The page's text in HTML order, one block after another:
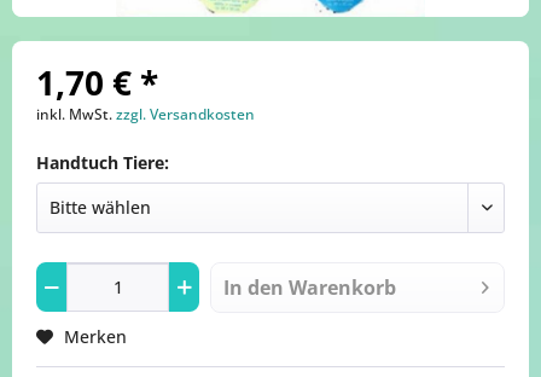
1,70 € *
inkl. MwSt.zzgl. Versandkosten
Handtuch Tiere:
In den Warenkorb
Merken